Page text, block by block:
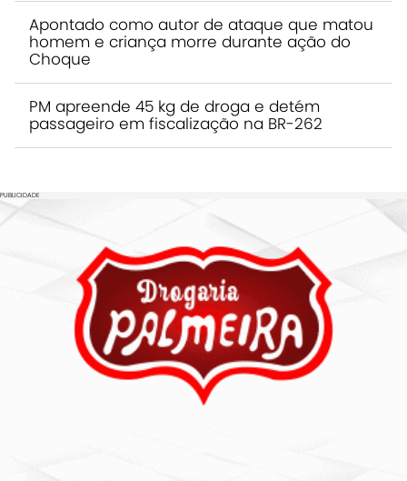
Apontado como autor de ataque que matou
homem e criança morre durante ação do
Choque
PM apreende 45 kg de droga e detém
passageiro em fiscalização na BR-262
PUBLICIDADE